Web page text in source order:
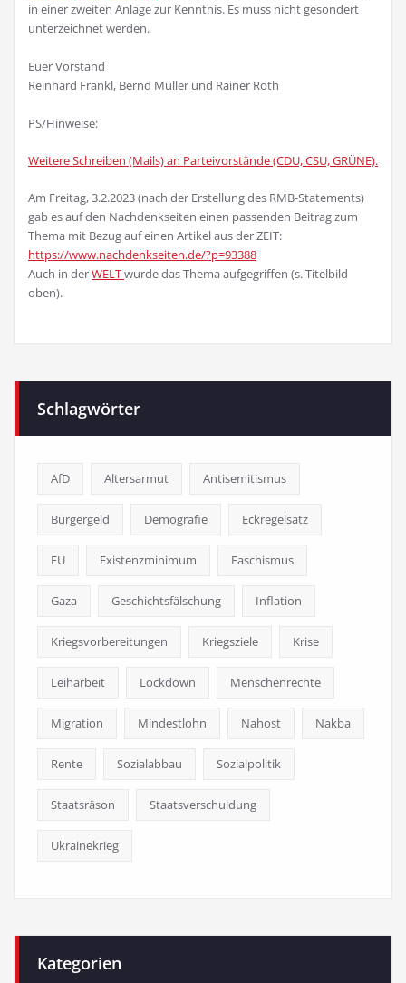
in einer zweiten Anlage zur Kenntnis. Es muss nicht gesondert
unterzeichnet werden.
Euer Vorstand
Reinhard Frankl, Bernd Müller und Rainer Roth
PS/Hinweise:
Weitere Schreiben (Mails) an Parteivorstände (CDU, CSU, GRÜNE).
Am Freitag, 3.2.2023 (nach der Erstellung des RMB-Statements)
gab es auf den Nachdenkseiten einen passenden Beitrag zum
Thema mit Bezug auf einen Artikel aus der ZEIT:
https://www.nachdenkseiten.de/?p=93388
Auch in derWELTwurde das Thema aufgegriffen (s. Titelbild
oben).
Schlagwörter
AfD Altersarmut Antisemitismus
Bürgergeld Demografie Eckregelsatz
EU Existenzminimum Faschismus
Gaza Geschichtsfälschung Inflation
Kriegsvorbereitungen Kriegsziele Krise
Leiharbeit Lockdown Menschenrechte
Migration Mindestlohn Nahost Nakba
Rente Sozialabbau Sozialpolitik
Staatsräson Staatsverschuldung
Ukrainekrieg
Kategorien